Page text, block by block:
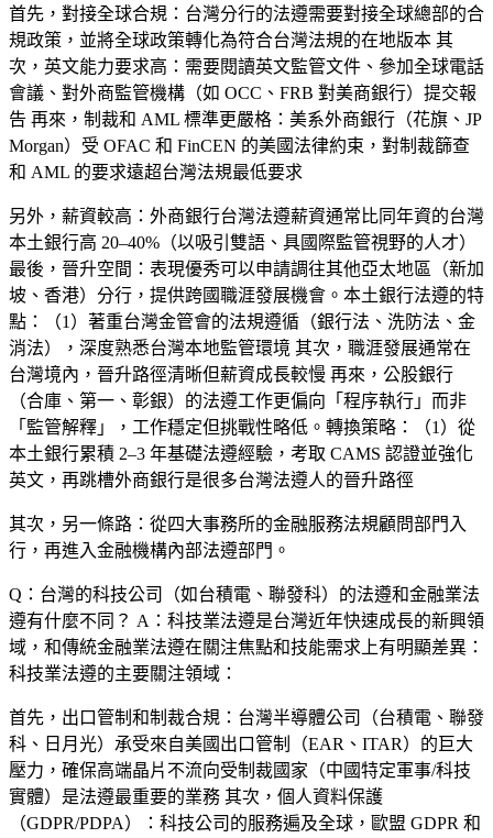
首先， 對接全球合規 ：台灣分行的法遵需要對接全球總部的合
規政策，並將全球政策轉化為符合台灣法規的在地版本 其
次， 英文能力要求高 ：需要閱讀英文監管文件、參加全球電話
會議、對外商監管機構（如 OCC、FRB 對美商銀行）提交報
告 再來， 制裁和 AML 標準更嚴格 ：美系外商銀行（花旗、JP
Morgan）受 OFAC 和 FinCEN 的美國法律約束，對制裁篩查
和 AML 的要求遠超台灣法規最低要求
另外， 薪資較高 ：外商銀行台灣法遵薪資通常比同年資的台灣
本土銀行高 20–40%（以吸引雙語、具國際監管視野的人才）
最後， 晉升空間 ：表現優秀可以申請調往其他亞太地區（新加
坡、香港）分行，提供跨國職涯發展機會。本土銀行法遵的特
點：（1）著重台灣金管會的法規遵循（銀行法、洗防法、金
消法），深度熟悉台灣本地監管環境 其次，職涯發展通常在
台灣境內，晉升路徑清晰但薪資成長較慢 再來，公股銀行
（合庫、第一、彰銀）的法遵工作更偏向「程序執行」而非
「監管解釋」，工作穩定但挑戰性略低。轉換策略：（1）從
本土銀行累積 2–3 年基礎法遵經驗，考取 CAMS 認證並強化
英文，再跳槽外商銀行是很多台灣法遵人的晉升路徑
其次，另一條路：從四大事務所的金融服務法規顧問部門入
行，再進入金融機構內部法遵部門。
Q：台灣的科技公司（如台積電、聯發科）的法遵和金融業法
遵有什麼不同？ A：科技業法遵是台灣近年快速成長的新興領
域，和傳統金融業法遵在關注焦點和技能需求上有明顯差異：
科技業法遵的主要關注領域：
首先， 出口管制和制裁合規 ：台灣半導體公司（台積電、聯發
科、日月光）承受來自美國出口管制（EAR、ITAR）的巨大
壓力，確保高端晶片不流向受制裁國家（中國特定軍事/科技
實體）是法遵最重要的業務 其次， 個人資料保護
（GDPR/PDPA）
：科技公司的服務遍及全球，歐盟 GDPR 和